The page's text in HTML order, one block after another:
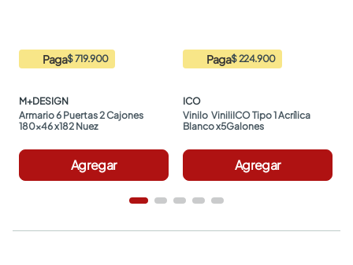
Paga$ 719.900
M+DESIGN
Armario 6 Puertas 2 Cajones
180x46 x182 Nuez
Agregar
Paga$ 224.900
ICO
Vinilo  ViniliICO Tipo 1 Acrílica
Blanco x5Galones
Agregar